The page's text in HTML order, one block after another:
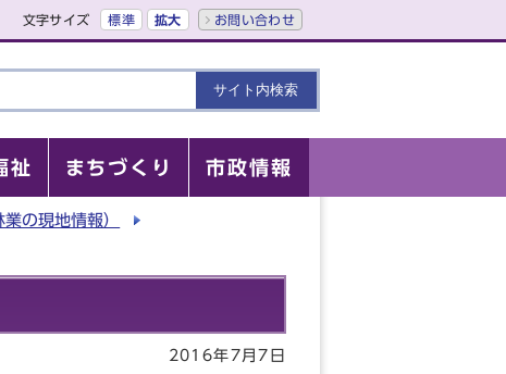
文字サイズ 標準 拡大 お問い合わせ
祉 まちづくり 市政情報
の現地情報）
2016年7月7日